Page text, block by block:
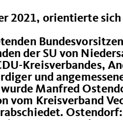
2021, orientierte sich
der SU von
Kreisverbandes,
und
Manfred
vom Kreisverband